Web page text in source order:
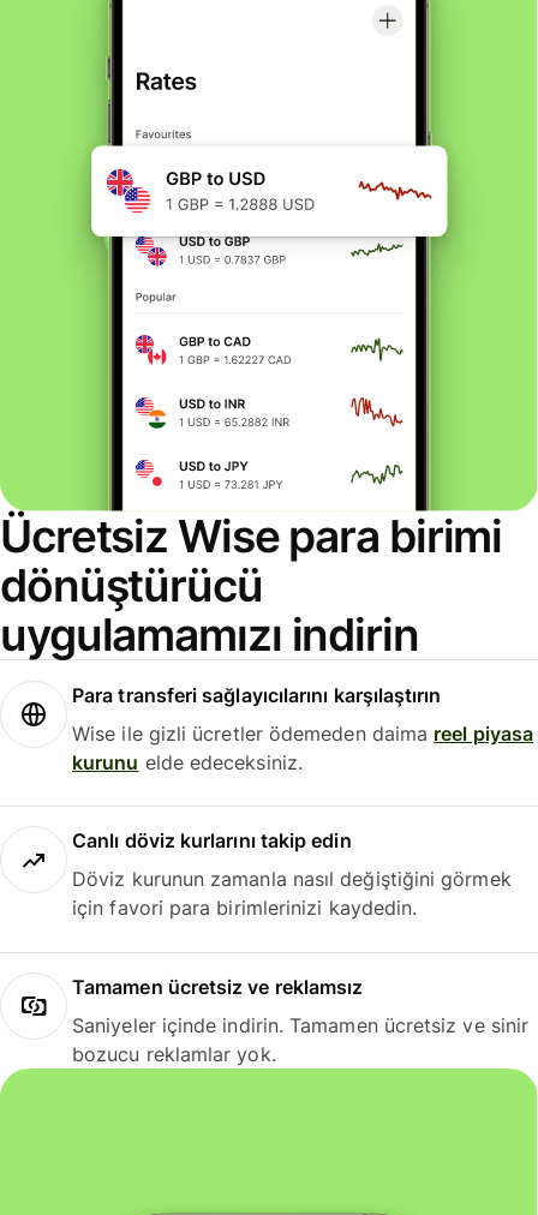
Ücretsiz Wise para birimi
dönüştürücü
uygulamamızı indirin
Para transferi sağlayıcılarını karşılaştırın
Wise ile gizli ücretler ödemeden daima reel piyasa
kurunu elde edeceksiniz.
Canlı döviz kurlarını takip edin
Döviz kurunun zamanla nasıl değiştiğini görmek
için favori para birimlerinizi kaydedin.
Tamamen ücretsiz ve reklamsız
Saniyeler içinde indirin. Tamamen ücretsiz ve sinir
bozucu reklamlar yok.